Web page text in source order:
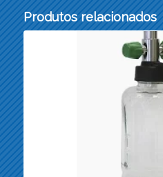
Produtos relacionados